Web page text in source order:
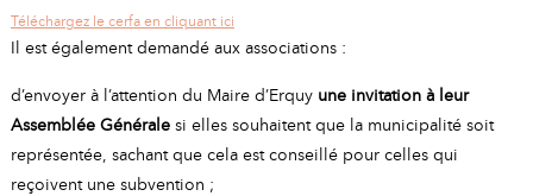
Téléchargez le cerfa en cliquant ici
Il est également demandé aux associations :
d’envoyer à l’attention du Maire d’Erquy une invitation à leur
Assemblée Généralesi elles souhaitent que la municipalité soit
représentée, sachant que cela est conseillé pour celles qui
reçoivent une subvention ;